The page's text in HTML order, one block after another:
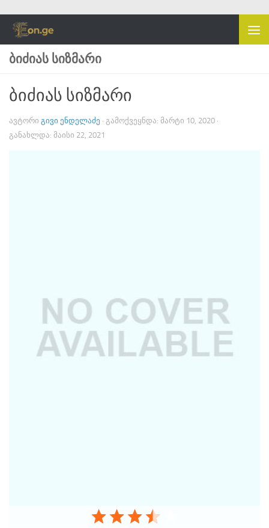
Skip to content
ᲑᲘᲫᲘᲐᲡ ᲡᲘᲖᲛᲐᲠᲘ
ბიძიას სიზმარი
ᲐᲕᲢᲝᲠᲘ ᲒᲘᲕᲘ ᲔᲜᲓᲔᲚᲐᲫᲔ · ᲒᲐᲛᲝᲥᲕᲔᲧᲜᲓᲐ: ᲛᲐᲠᲢᲘ 10, 2020 ·
ᲒᲐᲜᲐᲮᲚᲓᲐ: ᲛᲐᲘᲡᲘ 22, 2021